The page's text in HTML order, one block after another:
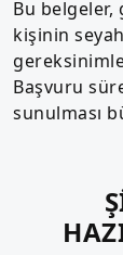
Bu belgeler,
kişinin
Başvuru
sunulması